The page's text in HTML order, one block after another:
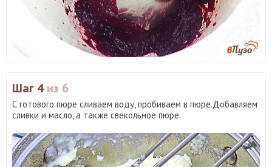
Шаг 4из 6
С готового пюре сливаем воду, пробиваем в пюре.Добавляем
сливки и масло, а также свекольное пюре.